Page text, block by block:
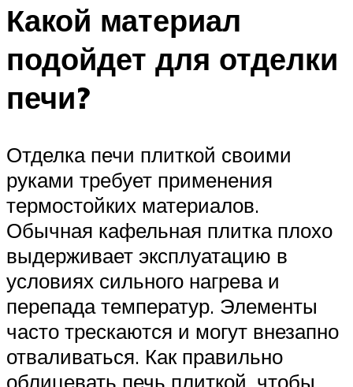
Какой материал
подойдет для отделки
печи?
Отделка печи плиткой своими
руками требует применения
термостойких материалов.
Обычная кафельная плитка плохо
выдерживает эксплуатацию в
условиях сильного нагрева и
перепада температур. Элементы
часто трескаются и могут внезапно
отваливаться. Как правильно
облицевать печь плиткой, чтобы